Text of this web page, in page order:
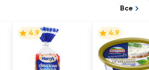
Все
4.9 4.9